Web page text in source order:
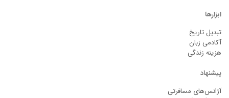
ابزارها
تبدیل تاریخ
آکادمی زبان
هزینه زندگی
پیشنهاد
آژانس‌های مسافرتی